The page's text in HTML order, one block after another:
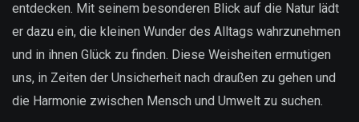
entdecken. Mit seinem besonderen Blick auf die Natur lädt
er dazu ein, die kleinen Wunder des Alltags wahrzunehmen
und in ihnen Glück zu finden. Diese Weisheiten ermutigen
uns, in Zeiten der Unsicherheit nach draußen zu gehen und
die Harmonie zwischen Mensch und Umwelt zu suchen.